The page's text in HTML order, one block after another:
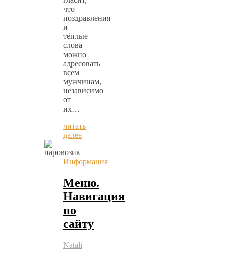
что
поздравления
и
тёплые
слова
можно
адресовать
всем
мужчинам,
независимо
от
их…
читать
далее
Информация
Меню.
Навигация
по
сайту
Natali